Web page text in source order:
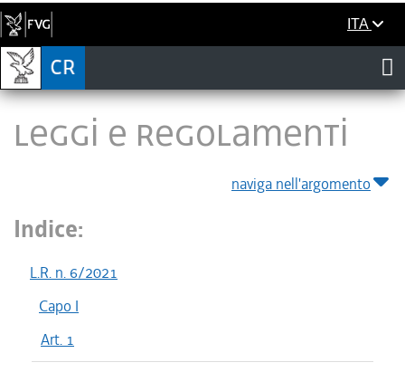
ITA
LEGGI E REGOLAMENTI
naviga nell'argomento
Indice:
L.R. n. 6/2021
Capo I
Art. 1